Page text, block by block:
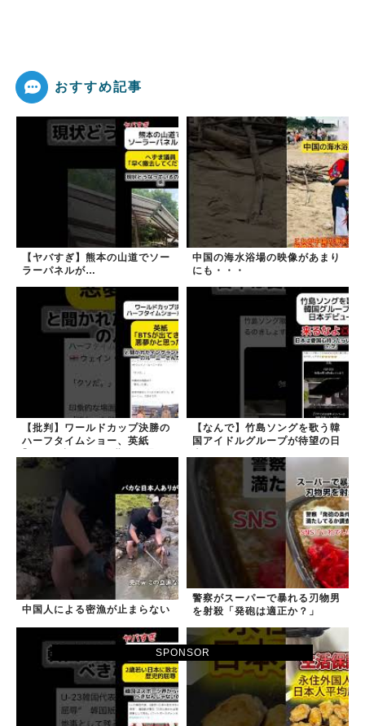
SPONSOR
おすすめ記事
【ヤバすぎ】熊本の山道でソー
ラーパネルが…
中国の海水浴場の映像があまり
にも・・・
【批判】ワールドカップ決勝の
ハーフタイムショー、英紙
た｣
【なんで】竹島ソングを歌う韓
国アイドルグループが待望の日
中国人による密漁が止まらない
警察がスーパーで暴れる刃物男
を射殺「発砲は適正か？」